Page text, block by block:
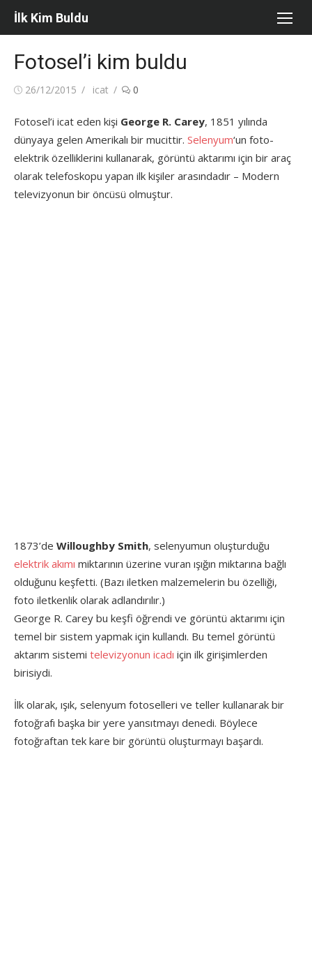
Skip
İlk Kim Buldu
Fotosel’i kim buldu
Posted
26/12/2015 Author
icat 0
Fotosel’i icat eden kişi George R. Carey, 1851 yılında
dünyaya gelen Amerikalı bir mucittir. Selenyum‘un foto-
elektrik özelliklerini kullanarak, görüntü aktarımı için bir araç
olarak telefoskopu yapan ilk kişiler arasındadır – Modern
televizyonun bir öncüsü olmuştur.
1873’de Willoughby Smith, selenyumun oluşturduğu
elektrik akımı miktarının üzerine vuran ışığın miktarına bağlı
olduğunu keşfetti. (Bazı iletken malzemelerin bu özelliği,
foto iletkenlik olarak adlandırılır.)
George R. Carey bu keşfi öğrendi ve görüntü aktarımı için
temel bir sistem yapmak için kullandı. Bu temel görüntü
aktarım sistemi televizyonun icadı için ilk girişimlerden
birisiydi.
İlk olarak, ışık, selenyum fotoselleri ve teller kullanarak bir
fotoğrafı başka bir yere yansıtmayı denedi. Böylece
fotoğraftan tek kare bir görüntü oluşturmayı başardı.